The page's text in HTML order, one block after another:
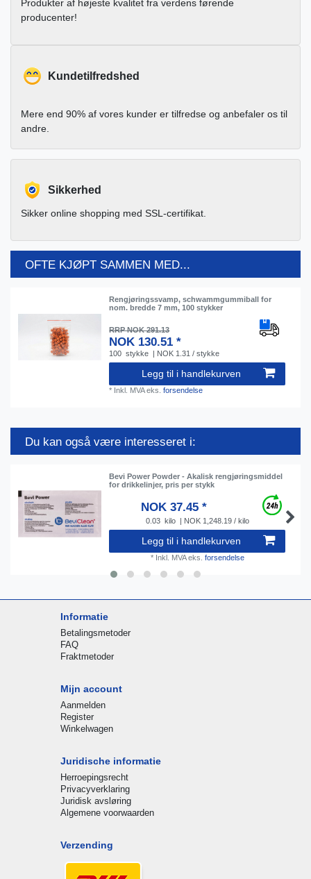
Produkter af højeste kvalitet fra verdens førende
producenter!
Kundetilfredshed
Mere end 90% af vores kunder er tilfredse og anbefaler os til
andre.
Sikkerhed
Sikker online shopping med SSL-certifikat.
OFTE KJØPT SAMMEN MED...
Rengjøringssvamp, schwammgummiball for
nom. bredde 7 mm, 100 stykker
RRP NOK 291.13
NOK 130.51 *
100 stykke | NOK 1.31 / stykke
Legg til i handlekurven
* Inkl. MVAeks.forsendelse
Du kan også være interesseret i:
Bevi Power Powder - Akalisk rengjøringsmiddel
for drikkelinjer, pris per stykk
NOK 37.45 *
0.03 kilo | NOK 1,248.19 / kilo
Legg til i handlekurven
* Inkl. MVAeks. forsendelse
Informatie
Betalingsmetoder
FAQ
Fraktmetoder
Mijn account
Aanmelden
Register
Winkelwagen
Juridische informatie
Herroepingsrecht
Privacyverklaring
Juridisk avsløring
Algemene voorwaarden
Verzending